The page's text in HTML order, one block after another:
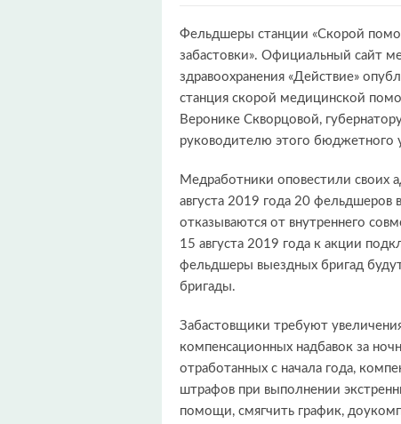
Фельдшеры станции «Скорой
забастовки». Официальный сайт
здравоохранения «Действие»
станция скорой медицинской
Веронике Скворцовой,
руководителю этого
Медработники оповестили своих
августа 2019 года 20
отказываются от внутреннего
15 августа 2019 года к акции
фельдшеры выездных бригад
бригады.
Забастовщики требуют
компенсационных надбавок за
отработанных с начала года,
штрафов при выполнении
помощи, смягчить график,